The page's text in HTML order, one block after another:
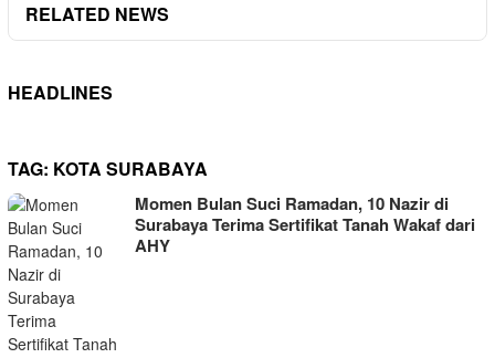
RELATED NEWS
HEADLINES
TAG: KOTA SURABAYA
Momen Bulan Suci Ramadan, 10 Nazir di
Surabaya Terima Sertifikat Tanah Wakaf dari
AHY